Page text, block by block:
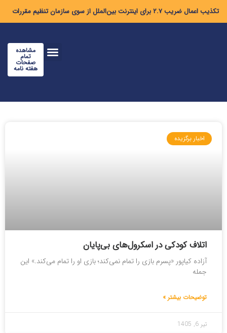
تکذیب اعمال ضریب ۲.۷ برای اینترنت بین‌الملل از سوی سازمان تنظیم مقررات
مشاهده
تمام
صفحات
هفته نامه
اخبار برگزیده
اتلاف کودکی در اسکرول‌های بی‌پایان
آزاده کیاپور «پسرم بازی را تمام نمی‌کند؛ بازی او را تمام می‌کند.» این
جمله
توضیحات بیشتر »
تیر 6, 1405